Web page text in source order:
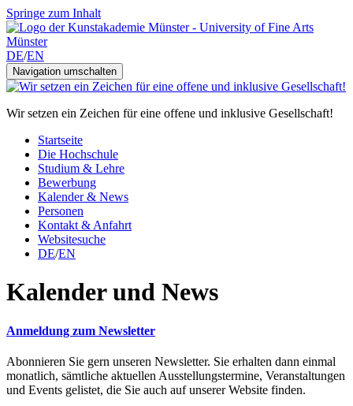
Springe zum Inhalt
DE/EN
Navigation umschalten
Wir setzen ein Zeichen für eine offene und inklusive Gesellschaft!
Startseite
Die Hochschule
Studium & Lehre
Bewerbung
Kalender & News
Personen
Kontakt & Anfahrt
Websitesuche
DE/EN
Kalender und News
Anmeldung zum Newsletter
Abonnieren Sie gern unseren Newsletter. Sie erhalten dann einmal
monatlich, sämtliche aktuellen Ausstellungstermine, Veranstaltungen
und Events gelistet, die Sie auch auf unserer Website finden.